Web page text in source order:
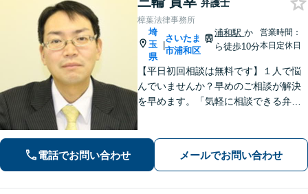
弁護士
樟葉法律事務所
埼
玉
県
|
さいたま
市浦和区
浦和駅か
ら徒歩10分
営業時間：
本日定休日
【平日初回相談は無料です】１人で悩
んでいませんか？早めのご相談が解決
を早めます。「気軽に相談できる弁護
かした迅速な行動力でサポートしま
す。まずはお気軽にご相談ください。
電話でお問い合わせ メールでお問い合わせ